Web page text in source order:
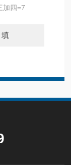
加四=7